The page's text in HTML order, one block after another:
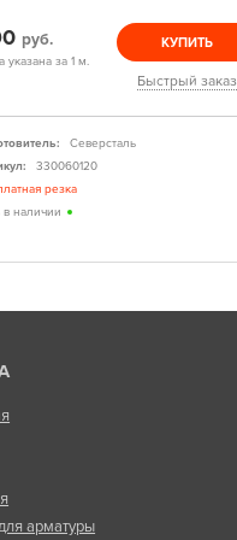
руб.
указана за 1 м.
КУПИТЬ
Быстрый заказ
Северсталь
330060120
резка
в наличии
арматуры